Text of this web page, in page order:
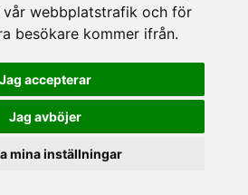
webbplatstrafik och för
besökare kommer ifrån.
Jag accepterar
Jag avböjer
mina inställningar